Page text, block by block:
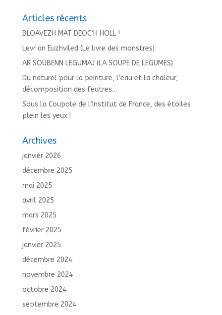
Articles récents
BLOAVEZH MAT DEOC’H HOLL !
Levr an Euzhviled (Le livre des monstres)
AR SOUBENN LEGUMAJ (LA SOUPE DE LEGUMES)
Du naturel pour la peinture, l’eau et la chaleur,
décomposition des feutres…
Sous la Coupole de l’Institut de France, des étoiles
plein les yeux !
Archives
janvier 2026
décembre 2025
mai 2025
avril 2025
mars 2025
février 2025
janvier 2025
décembre 2024
novembre 2024
octobre 2024
septembre 2024